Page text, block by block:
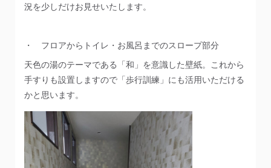
況を少しだけお見せいたします。
・ フロアからトイレ・お風呂までのスロープ部分
天色の湯のテーマである「和」を意識した壁紙。これから
手すりも設置しますので「歩行訓練」にも活用いただける
かと思います。